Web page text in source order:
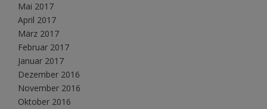
Mai 2017
April 2017
März 2017
Februar 2017
Januar 2017
Dezember 2016
November 2016
Oktober 2016